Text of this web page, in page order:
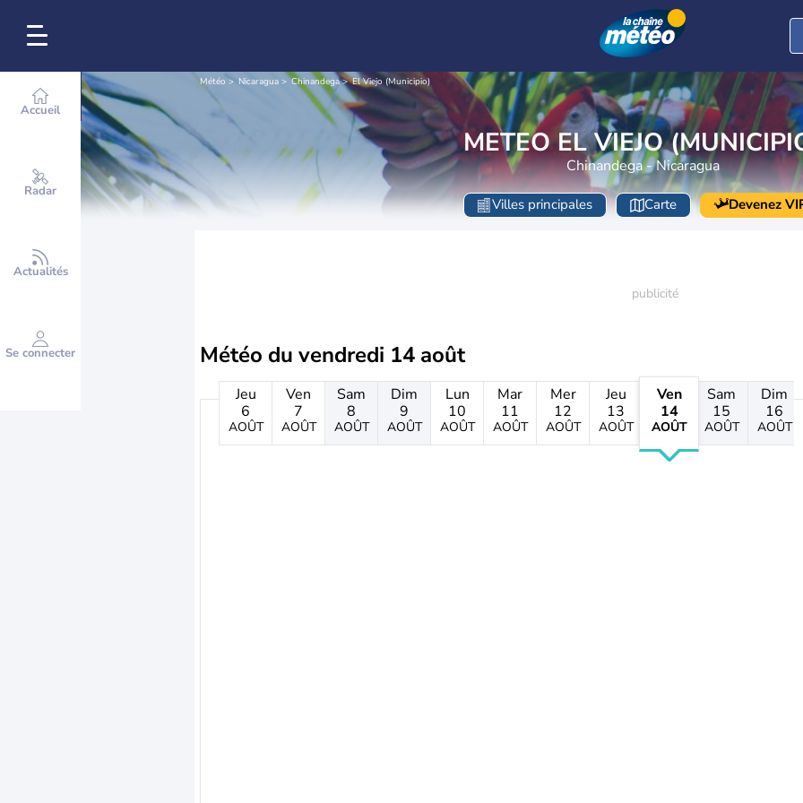
Accueil
Radar
Actualités
Se connecter
Météo Nicaragua Chinandega El Viejo (Municipio)
METEO EL VIEJO
Chinandega - Nicaragua
Villes principales Carte Devenez
Météo du vendredi 14 août
Jeu
6
AOÛT
Ven
7
AOÛT
Sam
8
AOÛT
Dim
9
AOÛT
Lun
10
AOÛT
Mar
11
AOÛT
Mer
12
AOÛT
Jeu
13
AOÛT
Ven
14
AOÛT
Sam
15
AOÛT
Dim
16
AOÛT